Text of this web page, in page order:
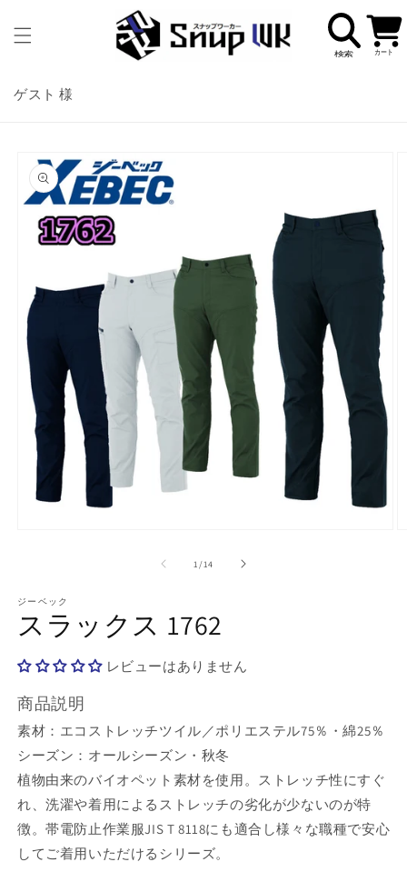
進む
ー
ト
ゲスト 様
報にス
キップ
で
メ
デ
ア
を
開
く
1/の
14
ジーベック
スラックス 1762
レビューはありません
商品説明
素材：エコストレッチツイル／ポリエステル75％・綿25％
シーズン：オールシーズン・秋冬
植物由来のバイオペット素材を使用。ストレッチ性にすぐ
れ、洗濯や着用によるストレッチの劣化が少ないのが特
徴。帯電防止作業服JIS T 8118にも適合し様々な職種で安心
してご着用いただけるシリーズ。